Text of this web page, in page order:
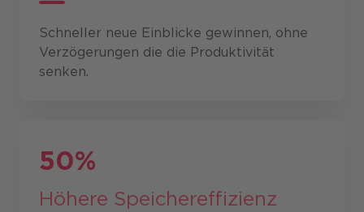
Schneller neue Einblicke gewinnen, ohne
Verzögerungen die die Produktivität
senken.
50%
Höhere Speicher­effizienz